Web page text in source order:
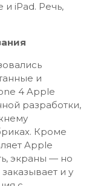
iPad. Речь,
и
4 Apple
разработки,
Кроме
Apple
экраны — но
и у